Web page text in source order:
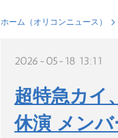
ホーム（オリコンニュース）
2026-05-18 13:11
超特急カイ
休演 メンバ